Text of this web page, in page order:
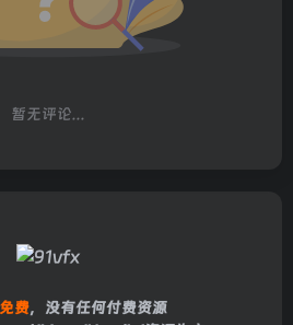
暂无评论...
费，没有任何付费资源